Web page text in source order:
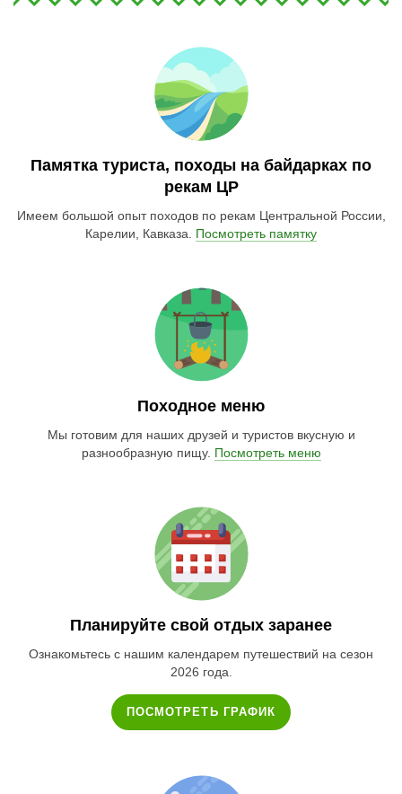
всем причастным к этому отдыху людям! Мы
счастливы, что выбрали вас! Спасибо большое-
Памятка туриста, походы на байдарках по
рекам ЦР
Имеем большой опыт походов по рекам Центральной России,
Карелии, Кавказа. Посмотреть памятку
Походное меню
Мы готовим для наших друзей и туристов вкусную и
разнообразную пищу. Посмотреть меню
Планируйте свой отдых заранее
Ознакомьтесь с нашим календарем путешествий на сезон
2026 года.
ПОСМОТРЕТЬ ГРАФИК